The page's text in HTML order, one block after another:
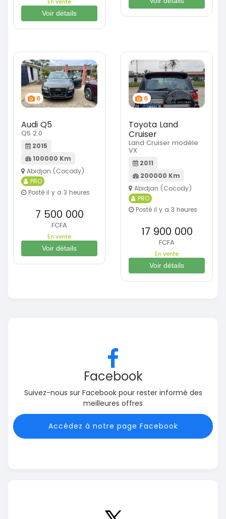
Voir détails
6
Audi Q5
Q5 2.0
2015
100000 Km
Abidjan (Cocody)
PRO
Posté il y a 3 heures
7 500 000
FCFA
En vente
Voir détails
6
Toyota Land
Cruiser
Land Cruiser modèle
VX
2011
200000 Km
Abidjan (Cocody)
PRO
Posté il y a 3 heures
17 900 000
FCFA
En vente
Voir détails
Facebook
Suivez-nous sur Facebook pour rester informé des
meilleures offres
Accédez à notre page Facebook